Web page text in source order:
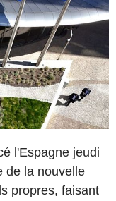
l'Espagne jeudi
de la nouvelle
propres, faisant